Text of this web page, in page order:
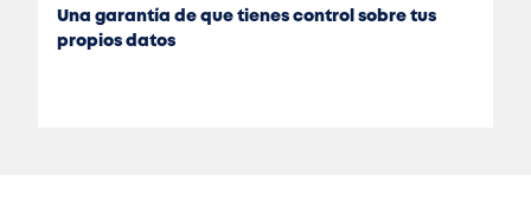
Una garantía de que tienes control sobre tus
propios datos